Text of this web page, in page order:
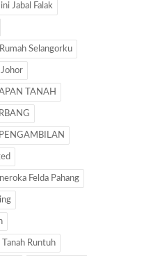
Jabal Falak
Rumah Selangorku
Johor
TANAH
Felda Pahang
Tanah Runtuh